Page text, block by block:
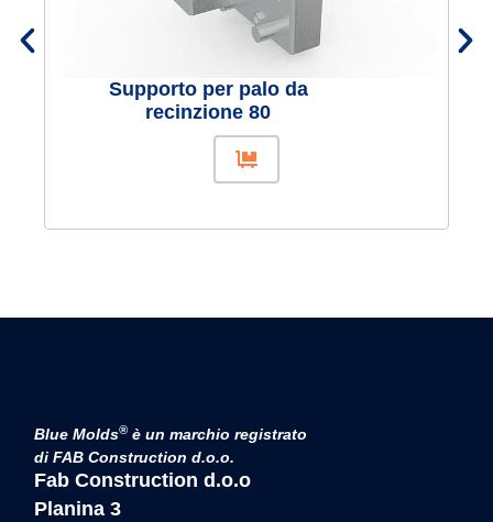
Supporto per palo da
recinzione 80
Blue Molds® è un marchio registrato
di FAB Construction d.o.o.
Fab Construction d.o.o
Planina 3